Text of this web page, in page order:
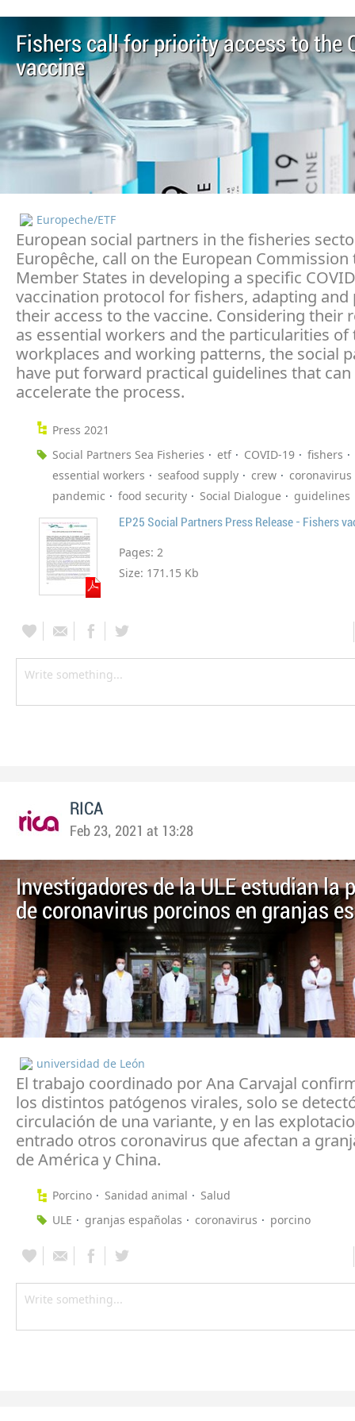
Fishers call for priority access to the
vaccine
Europeche/ETF
European social partners in the fisheries
Europêche, call on the European
Member States in developing a specific
vaccination protocol for fishers, adapting
their access to the vaccine. Considering their
as essential workers and the particularities
workplaces and working patterns, the social
have put forward practical guidelines that
accelerate the process.
Press 2021
Social Partners Sea Fisheries
etf COVID-19
fishers
essential workers
seafood supply crew
coronavirus
pandemic
food security Social Dialogue guidelines
EP25 Social Partners Press Release - Fishers
Pages: 2
Size: 171.15 Kb
RICA
Feb 23, 2021 at 13:28
Investigadores de la ULE estudian la
de coronavirus porcinos en granjas
universidad de León
El trabajo coordinado por Ana Carvajal
los distintos patógenos virales, solo se
circulación de una variante, y en las
entrado otros coronavirus que afectan a
de América y China.
Porcino Sanidad animal
Salud
ULE
granjas españolas coronavirus porcino